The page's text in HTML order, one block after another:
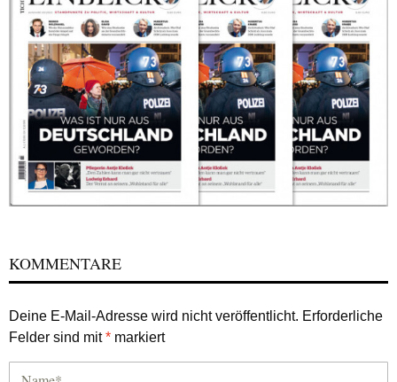
KOMMENTARE
Deine E-Mail-Adresse wird nicht veröffentlicht. Erforderliche
Felder sind mit* markiert